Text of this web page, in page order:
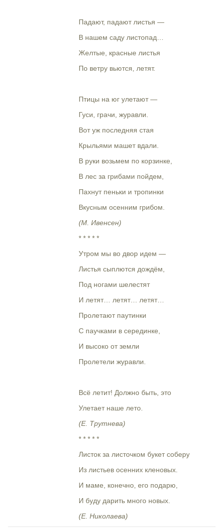
Падают, падают листья —
В нашем саду листопад…
Желтые, красные листья
По ветру вьются, летят.
Птицы на юг улетают —
Гуси, грачи, журавли.
Вот уж последняя стая
Крыльями машет вдали.
В руки возьмем по корзинке,
В лес за грибами пойдем,
Пахнут пеньки и тропинки
Вкусным осенним грибом.
(М. Ивенсен)
* * * * *
Утром мы во двор идем —
Листья сыплются дождём,
Под ногами шелестят
И летят… летят… летят…
Пролетают паутинки
С паучками в серединке,
И высоко от земли
Пролетели журавли.
Всё летит! Должно быть, это
Улетает наше лето.
(Е. Трутнева)
* * * * *
Листок за листочком букет соберу
Из листьев осенних кленовых.
И маме, конечно, его подарю,
И буду дарить много новых.
(Е. Николаева)